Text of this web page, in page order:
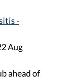
-
Aug
ahead of